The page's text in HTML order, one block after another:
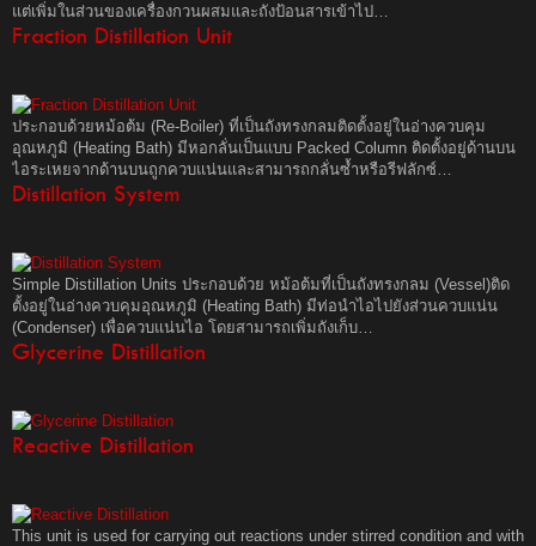
แต่เพิ่มในส่วนของเครื่องกวนผสมและถังป้อนสารเข้าไป…
Fraction Distillation Unit
ประกอบด้วยหม้อต้ม (Re-Boiler) ที่เป็นถังทรงกลมติดตั้งอยู่ในอ่างควบคุม
อุณหภูมิ (Heating Bath) มีหอกลั่นเป็นแบบ Packed Column ติดตั้งอยู่ด้านบน
ไอระเหยจากด้านบนถูกควบแน่นและสามารถกลั่นซ้ำหรือรีฟลักซ์…
Distillation System
Simple Distillation Units ประกอบด้วย หม้อต้มที่เป็นถังทรงกลม (Vessel)ติด
ตั้งอยู่ในอ่างควบคุมอุณหภูมิ (Heating Bath) มีท่อนำไอไปยังส่วนควบแน่น
(Condenser) เพื่อควบแน่นไอ โดยสามารถเพิ่มถังเก็บ…
Glycerine Distillation
Reactive Distillation
This unit is used for carrying out reactions under stirred condition and with